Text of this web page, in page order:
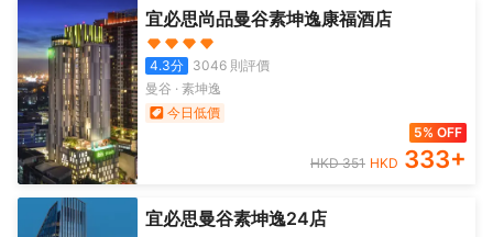
宜必思尚品曼谷素坤逸康福酒店
4.3分 3046則評價
曼谷 · 素坤逸
今日低價
5% OFF
HKD351 HKD 333+
宜必思曼谷素坤逸24店